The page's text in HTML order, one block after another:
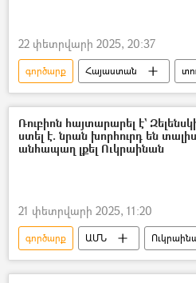
22 փետրվարի 2025, 20:37
գործարք Հայաստան
վաճառք
գին
Ռուբիոն հայտարարել է`
ստել է. նրան խորհուրդ են տալիս
անհապաղ լքել Ուկրաինան
21 փետրվարի 2025, 11:20
գործարք ԱՄՆ
Մարկո Ռուբիո
Վլադիմիր